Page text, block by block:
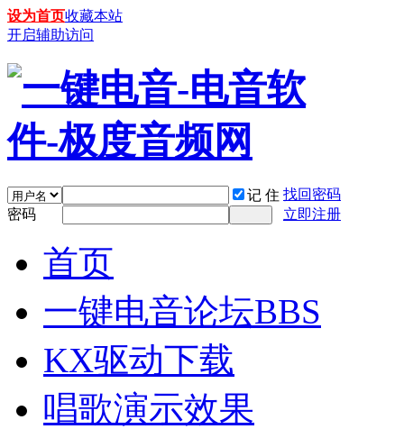
设为首页收藏本站
开启辅助访问
记 住 找回密码
密码
立即注册
首页
一键电音论坛BBS
KX驱动下载
唱歌演示效果